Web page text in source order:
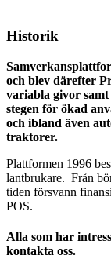
Historik
och blev därefter
variabla givor
stegen för ökad
och ibland även
traktorer.
Plattformen 1996
lantbrukare. Från
tiden försvann
POS.
Alla som har
kontakta oss.